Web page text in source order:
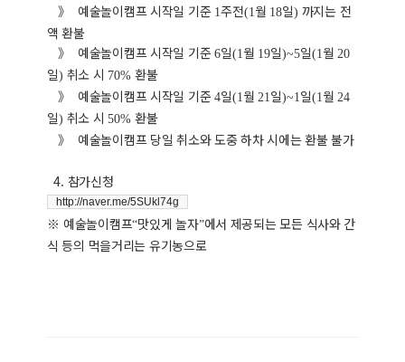
》
예술놀이캠프 시작일 기준 1주전(1 월 18일) 까지는 전
액 환불
》
예술놀이캠프 시작일 기준6일(1 월 19일)~5일(1 월 20
일) 취소 시 70%환불
》
예술놀이캠프 시작일 기준4일(1 월 21 일)~1 일(1 월 24
일) 취소 시50%환불
》
예술놀이캠프 당일 취소와 도중 하차 시에는 환불 불가
4. 참가신청
http://naver.me/5SUkl74g
※ 예술놀이캠프“맛있게 놀자”에서 제공되는 모든 식사와 간
식 등의 먹을거리는 유기농으로